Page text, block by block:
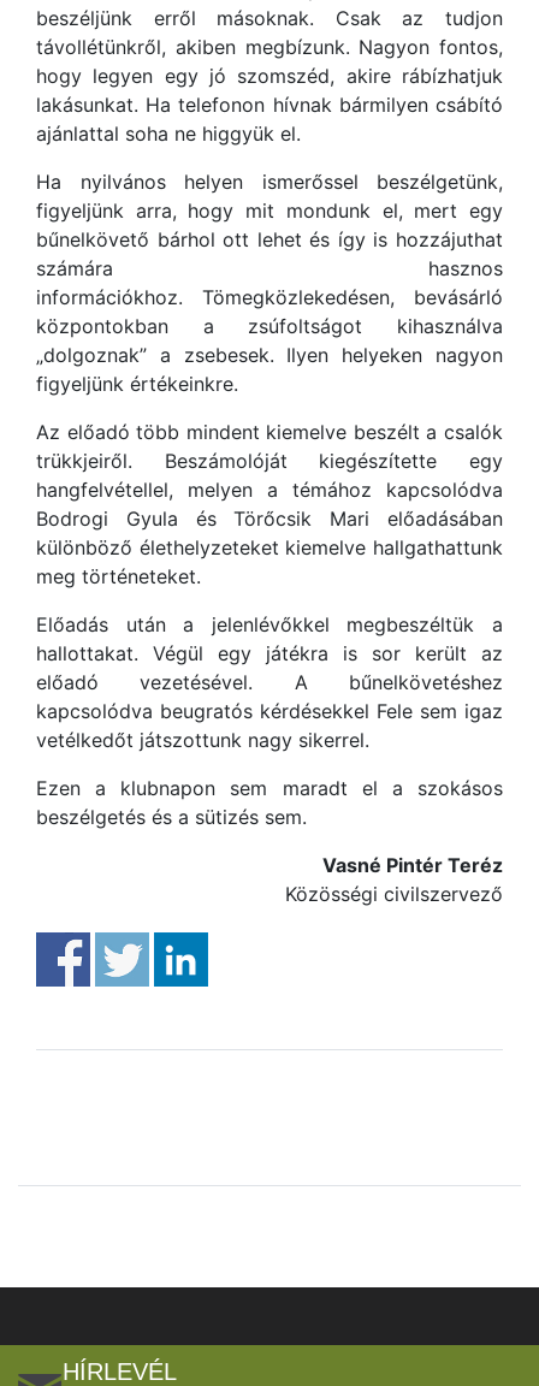
beszéljünk erről másoknak. Csak az tudjon
távollétünkről, akiben megbízunk. Nagyon fontos,
hogy legyen egy jó szomszéd, akire rábízhatjuk
lakásunkat. Ha telefonon hívnak bármilyen csábító
ajánlattal soha ne higgyük el.
Ha nyilvános helyen ismerőssel beszélgetünk,
figyeljünk arra, hogy mit mondunk el, mert egy
bűnelkövető bárhol ott lehet és így is hozzájuthat
számára hasznos
információkhoz. Tömegközlekedésen, bevásárló
központokban a zsúfoltságot kihasználva
„dolgoznak” a zsebesek. Ilyen helyeken nagyon
figyeljünk értékeinkre.
Az előadó több mindent kiemelve beszélt a csalók
trükkjeiről. Beszámolóját kiegészítette egy
hangfelvétellel, melyen a témához kapcsolódva
Bodrogi Gyula és Törőcsik Mari előadásában
különböző élethelyzeteket kiemelve hallgathattunk
meg történeteket.
Előadás után a jelenlévőkkel megbeszéltük a
hallottakat. Végül egy játékra is sor került az
előadó vezetésével. A bűnelkövetéshez
kapcsolódva beugratós kérdésekkel Fele sem igaz
vetélkedőt játszottunk nagy sikerrel.
Ezen a klubnapon sem maradt el a szokásos
beszélgetés és a sütizés sem.
Vasné Pintér Teréz
Közösségi civilszervező
HÍRLEVÉL